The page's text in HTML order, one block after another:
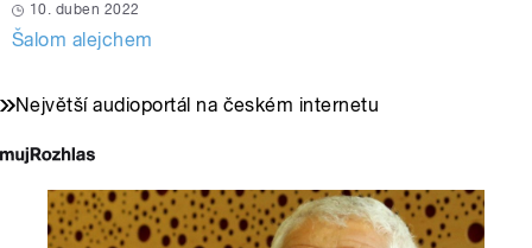
10. duben 2022
Šalom alejchem
Největší audioportál na českém internetu